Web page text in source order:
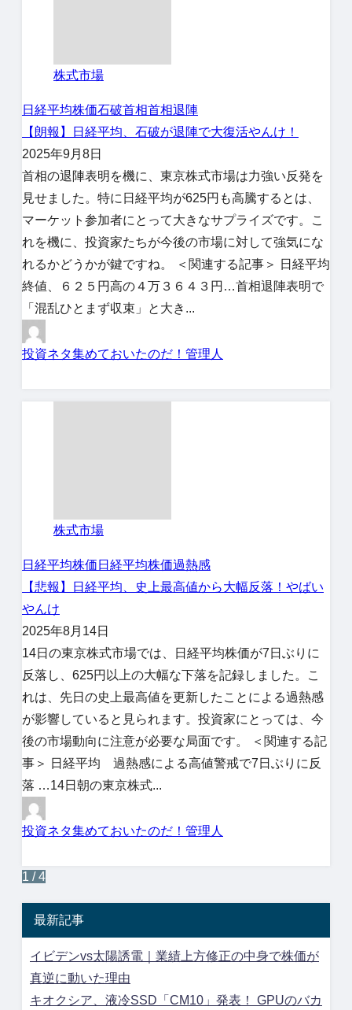
株式市場
日経平均株価石破首相首相退陣
【朗報】日経平均、石破が退陣で大復活やんけ！
2025年9月8日
首相の退陣表明を機に、東京株式市場は力強い反発を
見せました。特に日経平均が625円も高騰するとは、
マーケット参加者にとって大きなサプライズです。こ
れを機に、投資家たちが今後の市場に対して強気にな
れるかどうかが鍵ですね。 ＜関連する記事＞ 日経平均
終値、６２５円高の４万３６４３円…首相退陣表明で
「混乱ひとまず収束」と大き...
投資ネタ集めておいたのだ！管理人
株式市場
日経平均株価 日経平均株価過熱感
【悲報】日経平均、史上最高値から大幅反落！やばい
やんけ
2025年8月14日
14日の東京株式市場では、日経平均株価が7日ぶりに
反落し、625円以上の大幅な下落を記録しました。こ
れは、先日の史上最高値を更新したことによる過熱感
が影響していると見られます。投資家にとっては、今
後の市場動向に注意が必要な局面です。 ＜関連する記
事＞ 日経平均 過熱感による高値警戒で7日ぶりに反
落 …14日朝の東京株式...
投資ネタ集めておいたのだ！管理人
1 / 4
最新記事
イビデンvs太陽誘電｜業績上方修正の中身で株価が
真逆に動いた理由
キオクシア、液冷SSD「CM10」発表！ GPUのバカ